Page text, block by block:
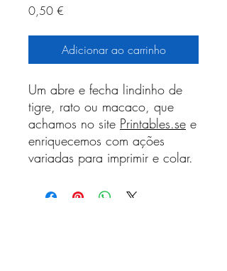
0,50 €
Adicionar ao carrinho
Um abre e fecha lindinho de
tigre, rato ou macaco, que
achamos no site Printables.se e
enriquecemos com ações
variadas para imprimir e colar.